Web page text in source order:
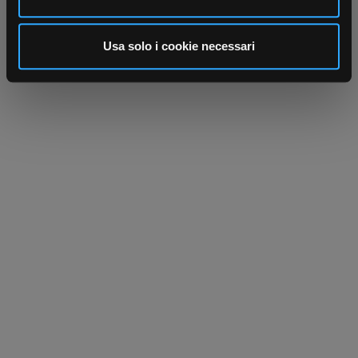
analizzare il nostro traffico. Condividiamo inoltre
informazioni sul modo in cui utilizza il nostro sito con i
nostri partner che si occupano di analisi dei dati web,
pubblicità e social media, i quali potrebbero combinarle
Usa solo i cookie necessari